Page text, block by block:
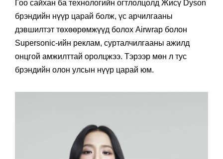
Гоо сайхан ба технологийн огтлолцолд Жисү Dyson
брэндийн нүүр царай болж, үс арчилгааны
дэвшилтэт төхөөрөмжүүд болох Airwrap болон
Supersonic-ийн реклам, сурталчилгааны ажилд
онцгой амжилттай оролцжээ. Тэрээр мөн л тус
брэндийн олон улсын нүүр царай юм.